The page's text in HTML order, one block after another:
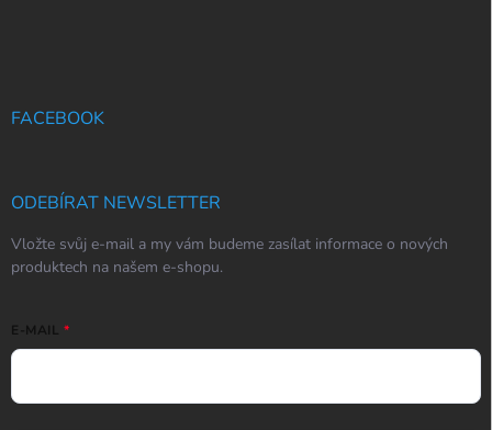
FACEBOOK
ODEBÍRAT NEWSLETTER
Vložte svůj e-mail a my vám budeme zasílat informace o nových
produktech na našem e-shopu.
E-MAIL